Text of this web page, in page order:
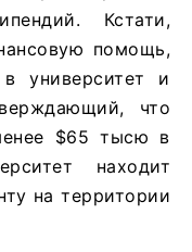
Кстати,
помощь,
университет и
что
$65 тысю в
находит
на территории